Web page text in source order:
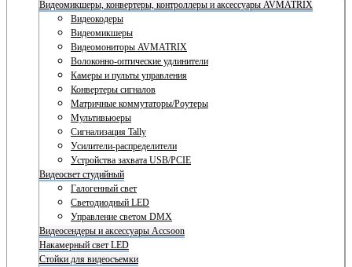
Видеомикшеры, конвертеры, контроллеры и аксессуары AVMATRIX
Видеокодеры
Видеомикшеры
Видеомониторы AVMATRIX
Волоконно-оптические удлинители
Камеры и пульты управления
Конвертеры сигналов
Матричные коммутаторы/Роутеры
Мультивьюеры
Сигнализация Tally
Усилители-распределители
Устройства захвата USB/PCIE
Видеосвет студийный
Галогенный свет
Светодиодный LED
Управление светом DMX
Видеосендеры и аксессуары Accsoon
Накамерный свет LED
Стойки для видеосъемки